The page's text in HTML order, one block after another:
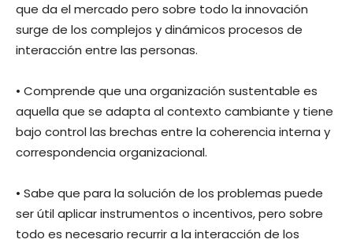
que da el mercado pero sobre todo la innovación
surge de los complejos y dinámicos procesos de
interacción entre las personas.
• Comprende que una organización sustentable es
aquella que se adapta al contexto cambiante y tiene
bajo control las brechas entre la coherencia interna y
correspondencia organizacional.
• Sabe que para la solución de los problemas puede
ser útil aplicar instrumentos o incentivos, pero sobre
todo es necesario recurrir a la interacción de los